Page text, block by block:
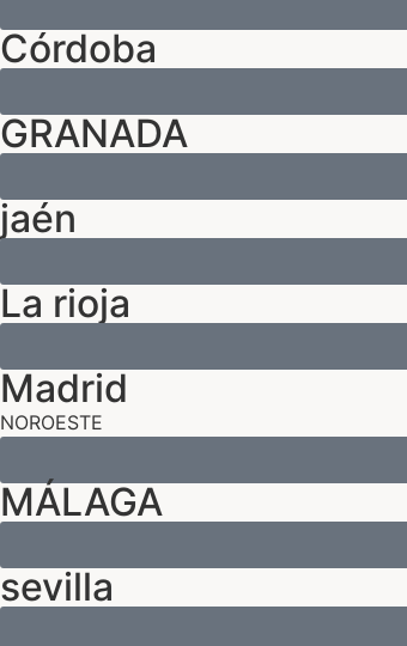
Córdoba
GRANADA
jaén
La rioja
Madrid
NOROESTE
MÁLAGA
sevilla